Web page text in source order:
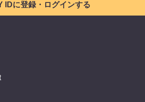
IDに登録・ログインする